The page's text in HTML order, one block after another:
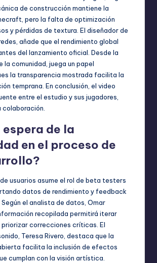
de construcción mantiene la
pero la falta de optimización
y pérdidas de textura. El diseñador de
añade que el rendimiento global
del lanzamiento oficial. Desde la
la comunidad, juega un papel
la transparencia mostrada facilita la
temprana. En conclusión, el video
entre el estudio y sus jugadores,
colaboración.
espera de la
en el proceso de
usuarios asume el rol de beta testers
datos de rendimiento y feedback
el analista de datos, Omar
recopilada permitirá iterar
correcciones críticas. El
Teresa Rivero, destaca que la
facilita la inclusión de efectos
cumplan con la visión artística.